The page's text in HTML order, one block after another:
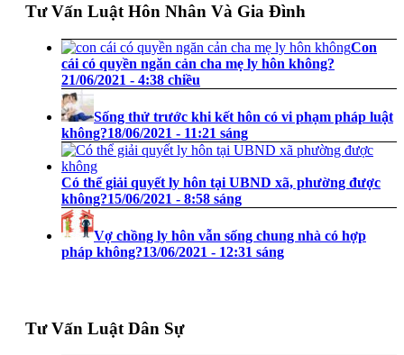
Tư Vấn Luật Hôn Nhân Và Gia Đình
Con
cái có quyền ngăn cản cha mẹ ly hôn không?
21/06/2021 - 4:38 chiều
Sống thử trước khi kết hôn có vi phạm pháp luật
không?18/06/2021 - 11:21 sáng
Có thể giải quyết ly hôn tại UBND xã, phường được
không?15/06/2021 - 8:58 sáng
Vợ chồng ly hôn vẫn sống chung nhà có hợp
pháp không?13/06/2021 - 12:31 sáng
Tư Vấn Luật Dân Sự